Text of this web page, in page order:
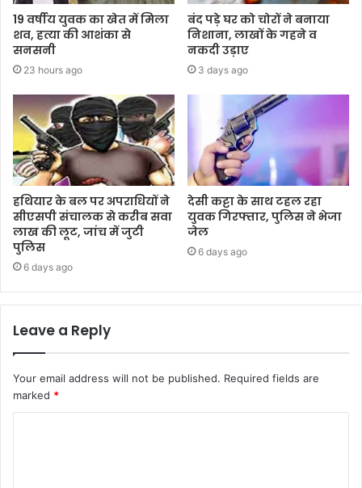
19 वर्षीय युवक का खेत में मिला
शव, हत्या की आशंका से
सनसनी
23 hours ago
बंद पड़े घर को चोरों ने बनाया
निशाना, लाखों के गहने व
नकदी उड़ाए
3 days ago
हथियार के बल पर अपराधियों ने
सीएसपी संचालक से करीब सवा
लाख की लूट, जांच में जुटी
पुलिस
6 days ago
देसी कट्टा के साथ टहल रहा
युवक गिरफ्तार, पुलिस ने भेजा
जेल
6 days ago
Leave a Reply
Your email address will not be published. Required fields are
marked *